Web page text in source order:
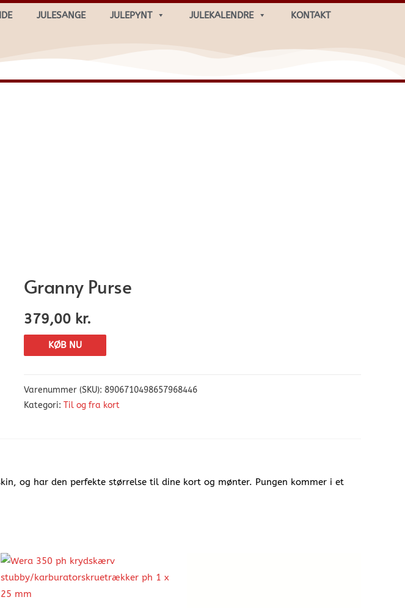
JULESANGE JULEPYNT JULEKALENDRE KONTAKT
Granny Purse
379,00 kr.
KØB NU
Varenummer (SKU): 8906710498657968446
Kategori: Til og fra kort
og har den perfekte størrelse til dine kort og mønter. Pungen kommer i et